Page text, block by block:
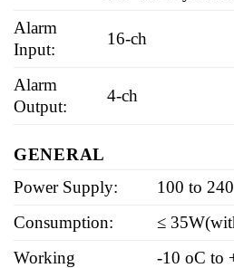
Alarm
Input:
16-ch
Alarm
Output:
4-ch
GENERAL
Power Supply:
100 to
Consumption:
≤
Working
-10 oC to